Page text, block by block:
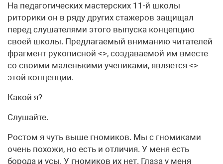
На педагогических мастерских 11-й школы
риторики он в ряду других стажеров защищал
перед слушателями этого выпуска концепцию
своей школы. Предлагаемый вниманию читателей
фрагмент рукописной <>, создаваемой им вместе
со своими маленькими учениками, является <>
этой концепции.
Какой я?
Слушайте.
Ростом я чуть выше гномиков. Мы с гномиками
очень похожи, но есть и отличия. У меня есть
борода и усы. У гномиков их нет. Глаза у меня